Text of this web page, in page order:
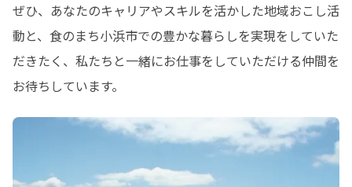
ぜひ、あなたのキャリアやスキルを活かした地域おこし活
動と、食のまち小浜市での豊かな暮らしを実現をしていた
だきたく、私たちと一緒にお仕事をしていただける仲間を
お待ちしています。